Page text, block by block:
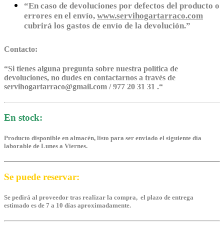
“En caso de devoluciones por defectos del producto o
errores en el envío, www.servihogartarraco.com
cubrirá los gastos de envío de la devolución.”
Contacto:
“Si tienes alguna pregunta sobre nuestra política de
devoluciones, no dudes en contactarnos a través de
servihogartarraco@gmail.com / 977 20 31 31 .“
En stock:
Producto disponible en almacén, listo para ser enviado el siguiente día
laborable de Lunes a Viernes.
Se puede reservar:
Se pedirá al proveedor tras realizar la compra, el plazo de entrega
estimado es de 7 a 10 días aproximadamente.